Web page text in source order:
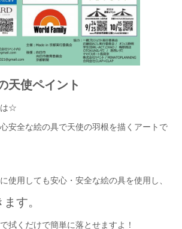
天使ペイント
は☆
安全な絵の具で天使の羽根を描くアートで
使用しても安心・安全な絵の具を使用し、
す。
拭くだけで簡単に落とせますよ！